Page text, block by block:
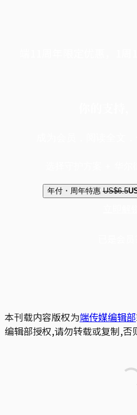
年付・周年特惠 US$6.5
本刊载内容版权为端传媒编辑部
编辑部授权,请勿转载或复制,否